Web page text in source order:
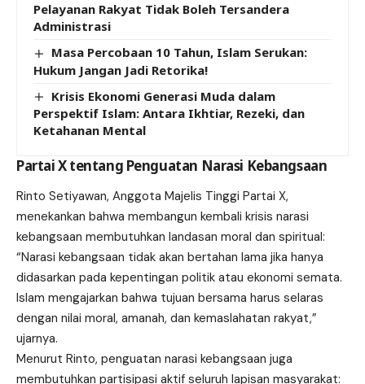
Pelayanan Rakyat Tidak Boleh Tersandera
Administrasi
Masa Percobaan 10 Tahun, Islam Serukan:
Hukum Jangan Jadi Retorika!
Krisis Ekonomi Generasi Muda dalam
Perspektif Islam: Antara Ikhtiar, Rezeki, dan
Ketahanan Mental
Partai X tentang Penguatan Narasi Kebangsaan
Rinto Setiyawan, Anggota Majelis Tinggi Partai X,
menekankan bahwa membangun kembali krisis narasi
kebangsaan membutuhkan landasan moral dan spiritual:
“Narasi kebangsaan tidak akan bertahan lama jika hanya
didasarkan pada kepentingan politik atau ekonomi semata.
Islam mengajarkan bahwa tujuan bersama harus selaras
dengan nilai moral, amanah, dan kemaslahatan rakyat,”
ujarnya.
Menurut Rinto, penguatan narasi kebangsaan juga
membutuhkan partisipasi aktif seluruh lapisan masyarakat: